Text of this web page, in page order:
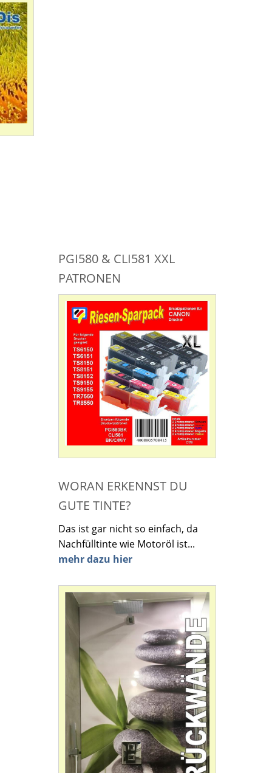
PGI580 & CLI581 XXL
PATRONEN
WORAN ERKENNST DU
GUTE TINTE?
Das ist gar nicht so einfach, da
Nachfülltinte wie Motoröl ist...
mehr dazu hier